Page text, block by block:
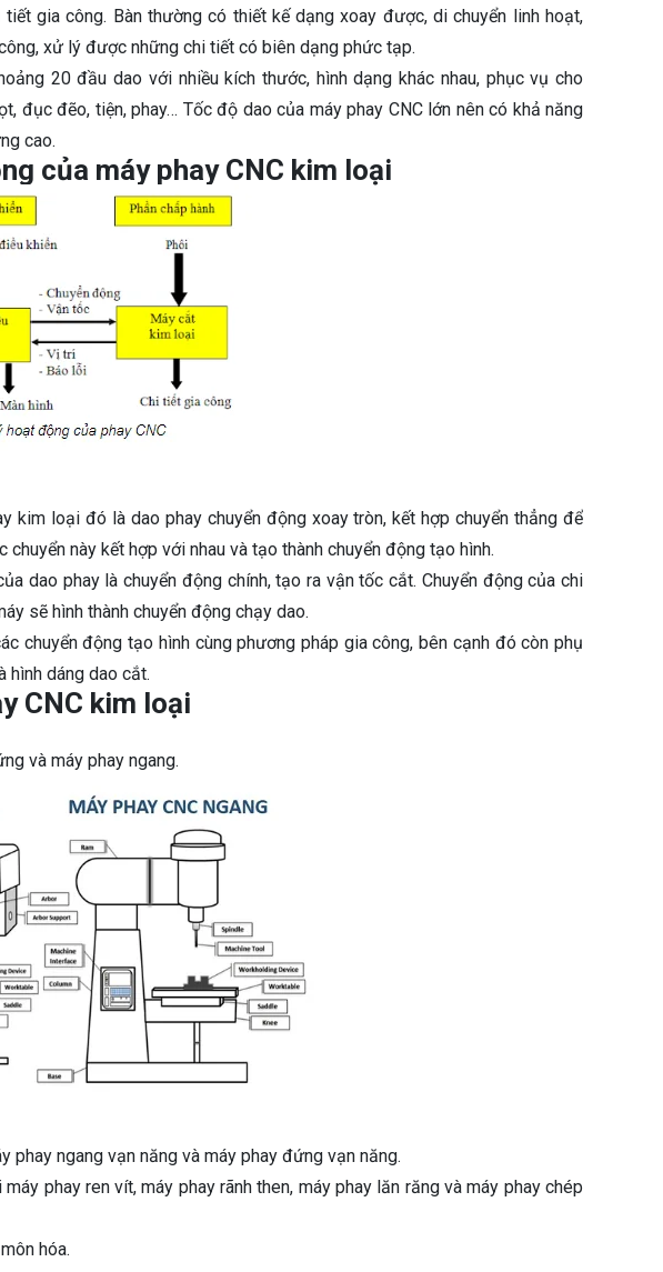
gia công. Bàn thường có thiết kế dạng xoay được, di chuyển linh hoạt,
xử lý được những chi tiết có biên dạng phức tạp.
20 đầu dao với nhiều kích thước, hình dạng khác nhau, phục vụ cho
đục đẽo, tiện, phay… Tốc độ dao của máy phay CNC lớn nên có khả năng
cao.
của máy phay CNC kim loại
kim loại đó là dao phay chuyển động xoay tròn, kết hợp chuyển thẳng để
chuyển này kết hợp với nhau và tạo thành chuyển động tạo hình.
dao phay là chuyển động chính, tạo ra vận tốc cắt. Chuyển động của chi
sẽ hình thành chuyển động chạy dao.
chuyển động tạo hình cùng phương pháp gia công, bên cạnh đó còn phụ
hình dáng dao cắt.
CNC kim loại
và máy phay ngang.
phay ngang vạn năng và máy phay đứng vạn năng.
phay ren vít, máy phay rãnh then, máy phay lăn răng và máy phay chép
hóa.